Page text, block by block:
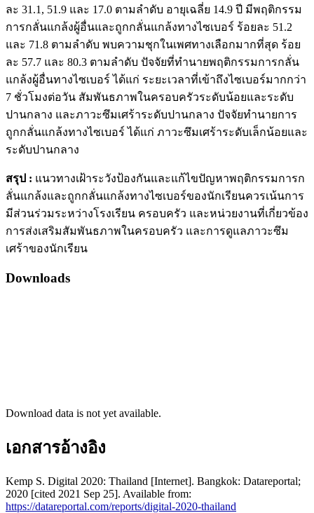
ละ 31.1, 51.9 และ 17.0 ตามลำดับ อายุเฉลี่ย 14.9 ปี มีพฤติกรรม
การกลั่นแกล้งผู้อื่นและถูกกลั่นแกล้งทางไซเบอร์ ร้อยละ 51.2
และ 71.8 ตามลำดับ พบความชุกในเพศทางเลือกมากที่สุด ร้อย
ละ 57.7 และ 80.3 ตามลำดับ ปัจจัยที่ทำนายพฤติกรรมการกลั่น
แกล้งผู้อื่นทางไซเบอร์ ได้แก่ ระยะเวลาที่เข้าถึงไซเบอร์มากกว่า
7 ชั่วโมงต่อวัน สัมพันธภาพในครอบครัวระดับน้อยและระดับ
ปานกลาง และภาวะซึมเศร้าระดับปานกลาง ปัจจัยทำนายการ
ถูกกลั่นแกล้งทางไซเบอร์ ได้แก่ ภาวะซึมเศร้าระดับเล็กน้อยและ
ระดับปานกลาง
สรุป : แนวทางเฝ้าระวังป้องกันและแก้ไขปัญหาพฤติกรรมการก
ลั่นแกล้งและถูกกลั่นแกล้งทางไซเบอร์ของนักเรียนควรเน้นการ
มีส่วนร่วมระหว่างโรงเรียน ครอบครัว และหน่วยงานที่เกี่ยวข้อง
การส่งเสริมสัมพันธภาพในครอบครัว และการดูแลภาวะซึม
เศร้าของนักเรียน
Downloads
Download data is not yet available.
เอกสารอ้างอิง
Kemp S. Digital 2020: Thailand [Internet]. Bangkok: Datareportal;
2020 [cited 2021 Sep 25]. Available from:
https://datareportal.com/reports/digital-2020-thailand